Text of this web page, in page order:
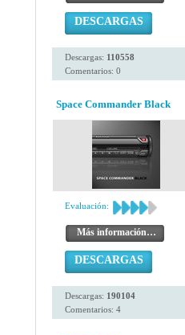
DESCARGAS
Descargas: 110558
Comentarios: 0
Space Commander Black
Evaluación:
Más información…
DESCARGAS
Descargas: 190104
Comentarios: 4